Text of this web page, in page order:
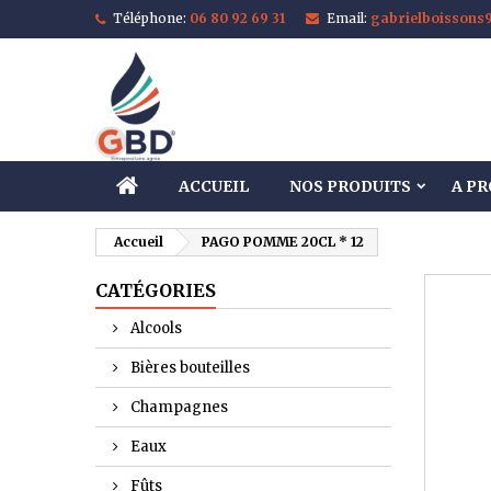
Téléphone: 06 80 92 69 31 Email:
ACCUEIL NOS PRODUITS A
Accueil PAGO POMME 20CL * 12
CATÉGORIES
Alcools
Bières bouteilles
Champagnes
Eaux
Fûts